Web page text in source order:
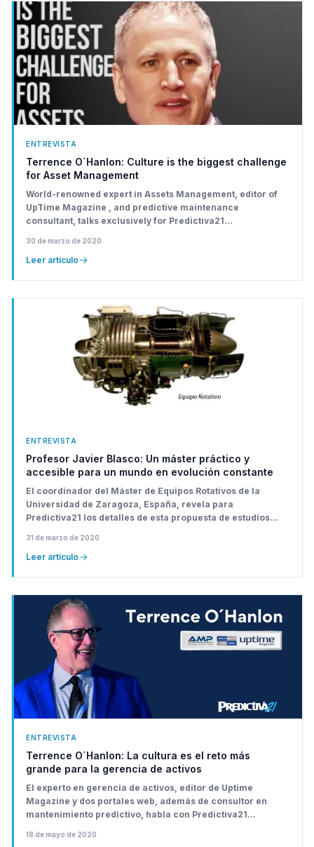
ENTREVISTA
Terrence O´Hanlon: Culture is the biggest challenge
for Asset Management
World-renowned expert in Assets Management, editor of
UpTime Magazine , and predictive maintenance
consultant, talks exclusively for Predictiva21...
30 de marzo de 2020
Leer artículo
ENTREVISTA
Profesor Javier Blasco: Un máster práctico y
accesible para un mundo en evolución constante
El coordinador del Máster de Equipos Rotativos de la
Universidad de Zaragoza, España, revela para
Predictiva21 los detalles de esta propuesta de estudios...
31 de marzo de 2020
Leer artículo
ENTREVISTA
Terrence O´Hanlon: La cultura es el reto más
grande para la gerencia de activos
El experto en gerencia de activos, editor de Uptime
Magazine y dos portales web, además de consultor en
mantenimiento predictivo, habla con Predictiva21...
18 de mayo de 2020